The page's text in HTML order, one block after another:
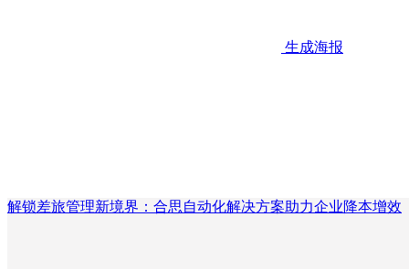
生成海报
解锁差旅管理新境界：合思自动化解决方案助力企业降本增效